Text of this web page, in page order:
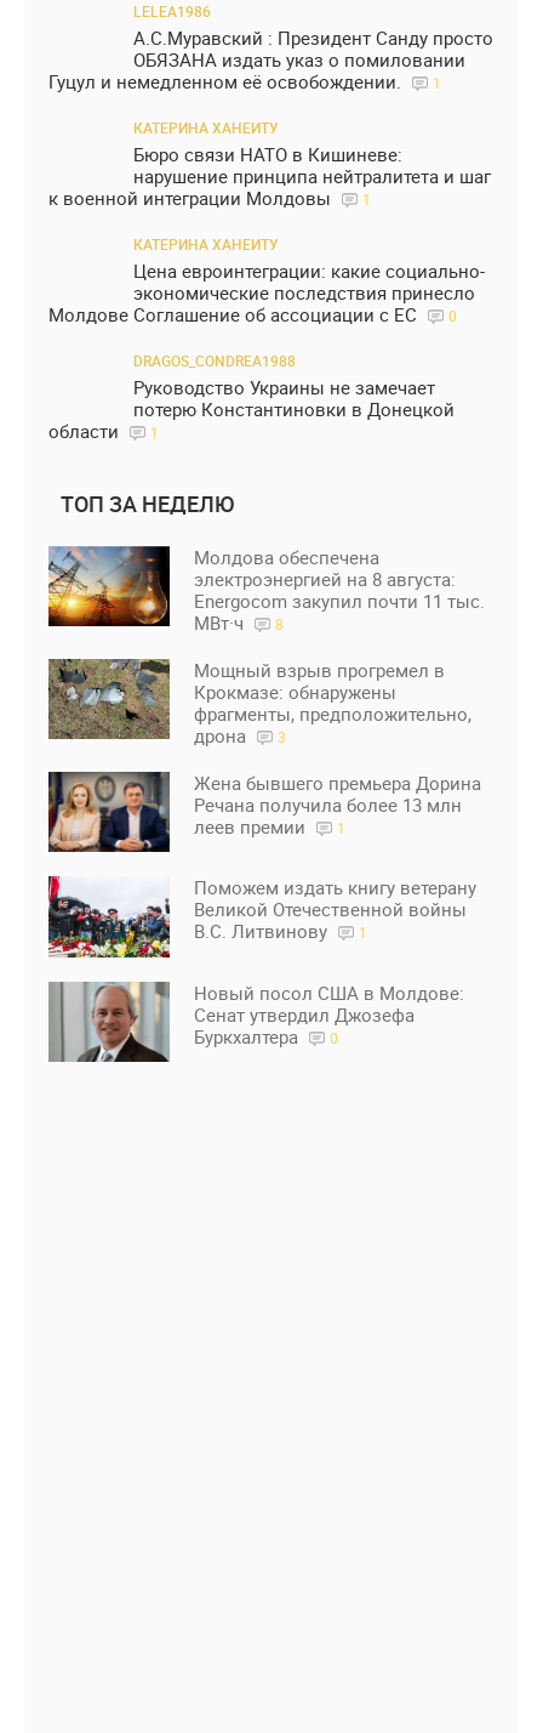
LELEA1986
А.С.Муравский : Президент Санду просто
ОБЯЗАНА издать указ о помиловании
Гуцул и немедленном её освобождении.
1
КАТЕРИНА ХАНЕИТУ
Бюро связи НАТО в Кишиневе:
нарушение принципа нейтралитета и шаг
к военной интеграции Молдовы
1
КАТЕРИНА ХАНЕИТУ
Цена евроинтеграции: какие социально-
экономические последствия принесло
Молдове Соглашение об ассоциации с ЕС
0
DRAGOS_CONDREA1988
Руководство Украины не замечает
потерю Константиновки в Донецкой
области
1
ТОП ЗА НЕДЕЛЮ
Молдова обеспечена
электроэнергией на 8 августа:
Energocom закупил почти 11 тыс.
МВт·ч
8
Мощный взрыв прогремел в
Крокмазе: обнаружены
фрагменты, предположительно,
дрона
3
Жена бывшего премьера Дорина
Речана получила более 13 млн
леев премии
1
Поможем издать книгу ветерану
Великой Отечественной войны
В.С. Литвинову
1
Новый посол США в Молдове:
Сенат утвердил Джозефа
Буркхалтера
0